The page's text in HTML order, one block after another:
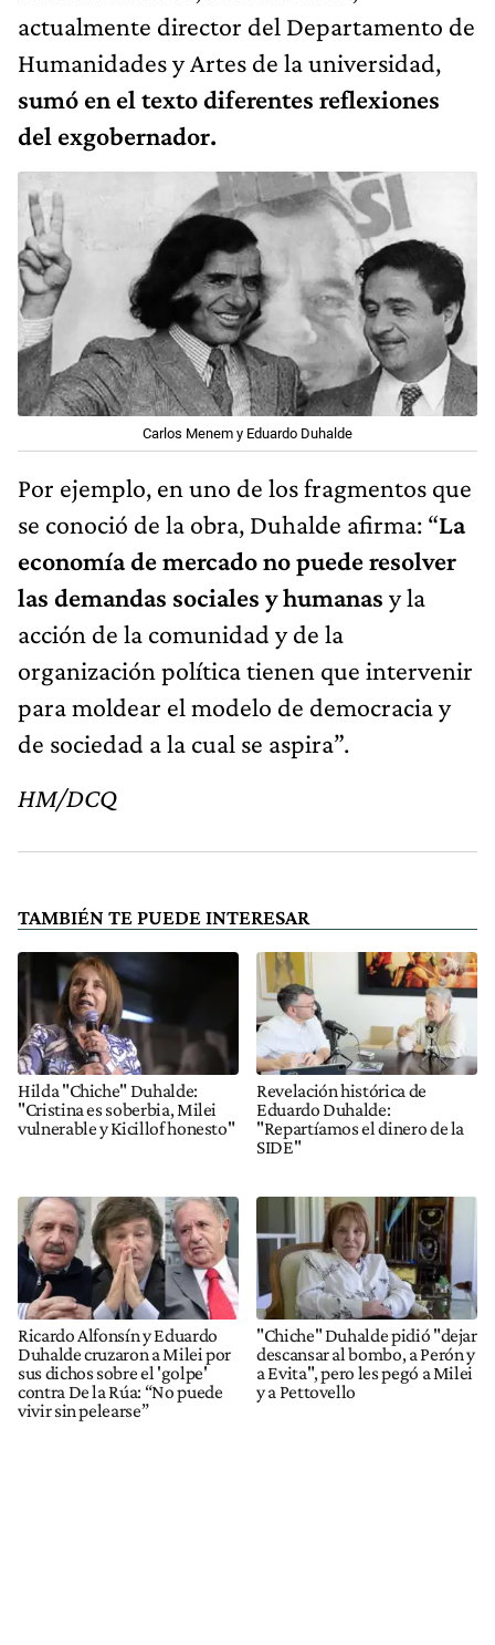
actualmente director del Departamento de
Humanidades y Artes de la universidad,
sumó en el texto diferentes reflexiones
del exgobernador.
Carlos Menem y Eduardo Duhalde
Por ejemplo, en uno de los fragmentos que
se conoció de la obra, Duhalde afirma: “La
economía de mercado no puede resolver
las demandas sociales y humanas y la
acción de la comunidad y de la
organización política tienen que intervenir
para moldear el modelo de democracia y
de sociedad a la cual se aspira”.
HM/DCQ
TAMBIÉN TE PUEDE INTERESAR
Hilda "Chiche" Duhalde:
"Cristina es soberbia, Milei
vulnerable y Kicillof honesto"
Revelación histórica de
Eduardo Duhalde:
"Repartíamos el dinero de la
SIDE"
Ricardo Alfonsín y Eduardo
Duhalde cruzaron a Milei por
sus dichos sobre el 'golpe'
contra De la Rúa: “No puede
vivir sin pelearse”
"Chiche" Duhalde pidió "dejar
descansar al bombo, a Perón y
a Evita", pero les pegó a Milei
y a Pettovello